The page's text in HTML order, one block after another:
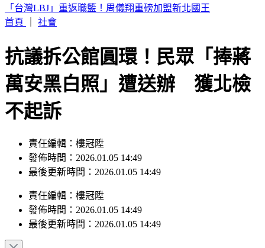
高雄金獅湖驚悚掛男屍！「衣著整齊」身分曝 民眾目擊嚇壞
首頁
社會
抗議拆公館圓環！民眾「捧蔣
萬安黑白照」遭送辦 獲北檢
不起訴
責任編輯：樓冠陞
發佈時間：2026.01.05 14:49
最後更新時間：2026.01.05 14:49
責任編輯 ： 樓冠陞
發佈時間： 2026.01.05 14:49
最後更新時間： 2026.01.05 14:49